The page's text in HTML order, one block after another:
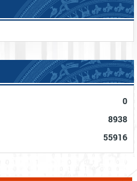
0
8938
55916